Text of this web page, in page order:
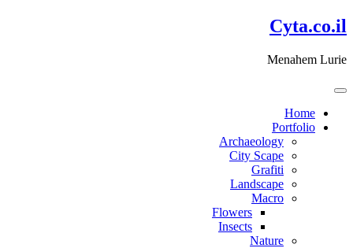
דלג
לתוכן
Cyta.co.il
Menahem Lurie
Home
Portfolio
Archaeology
City Scape
Grafiti
Landscape
Macro
Flowers
Insects
Nature